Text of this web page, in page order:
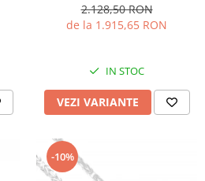
2.128,50 RON
de la 1.915,65 RON
IN STOC
VEZI VARIANTE
-10%